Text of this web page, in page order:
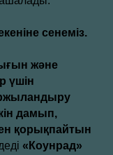
сенеміз.
және
үшін
дамып,
қорықпайтын
«Коунрад»